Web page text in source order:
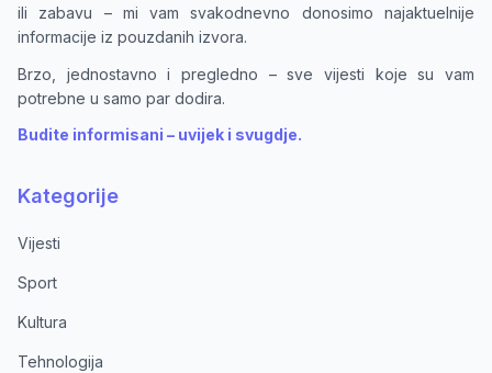
ili zabavu – mi vam svakodnevno donosimo najaktuelnije
informacije iz pouzdanih izvora.
Brzo, jednostavno i pregledno – sve vijesti koje su vam
potrebne u samo par dodira.
Budite informisani – uvijek i svugdje.
Kategorije
Vijesti
Sport
Kultura
Tehnologija